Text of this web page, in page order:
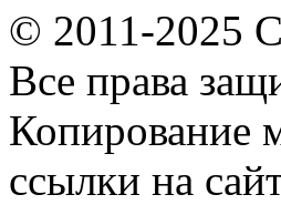
© 2011-2025
Все права
Копирование
ссылки на